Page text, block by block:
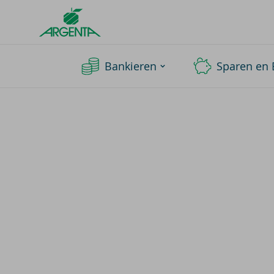
Argenta
Homepage
Bankieren Sparen en